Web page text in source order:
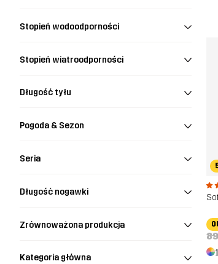
Stopień wodoodporności
Stopień wiatroodporności
Długość tyłu
Pogoda & Sezon
Seria
Długość nogawki
Zrównoważona produkcja
Kategoria główna